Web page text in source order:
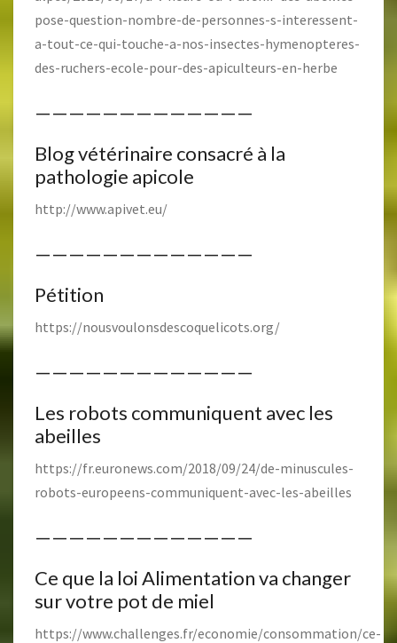
pose-question-nombre-de-personnes-s-interessent-
a-tout-ce-qui-touche-a-nos-insectes-hymenopteres-
des-ruchers-ecole-pour-des-apiculteurs-en-herbe
—————————————
Blog vétérinaire consacré à la
pathologie apicole
http://www.apivet.eu/
—————————————
Pétition
https://nousvoulonsdescoquelicots.org/
—————————————
Les robots communiquent avec les
abeilles
https://fr.euronews.com/2018/09/24/de-minuscules-
robots-europeens-communiquent-avec-les-abeilles
—————————————
Ce que la loi Alimentation va changer
sur votre pot de miel
https://www.challenges.fr/economie/consommation/ce-